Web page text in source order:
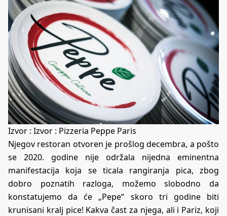
Izvor : Izvor : Pizzeria Peppe Paris
Njegov restoran otvoren je prošlog decembra, a pošto
se 2020. godine nije održala nijedna eminentna
manifestacija koja se ticala rangiranja pica, zbog
dobro poznatih razloga, možemo slobodno da
konstatujemo da će „Pepe“ skoro tri godine biti
krunisani kralj pice! Kakva čast za njega, ali i Pariz, koji